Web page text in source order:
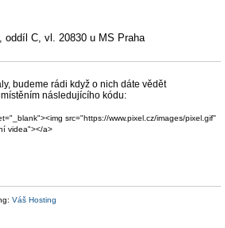
oddíl C, vl. 20830 u MS Praha
budeme rádi když o nich dáte vědět
následujícího kódu:
src="https://www.pixel.cz/images/pixel.gif"
videa"></a>
Váš Hosting